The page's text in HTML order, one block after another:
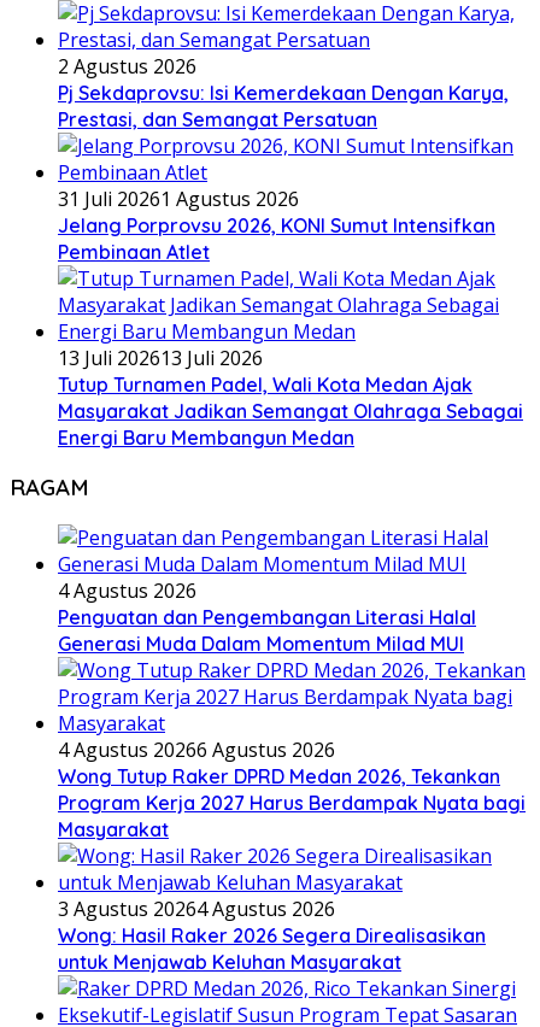
2 Agustus 2026
Pj Sekdaprovsu: Isi Kemerdekaan Dengan Karya,
Prestasi, dan Semangat Persatuan
31 Juli 20261 Agustus 2026
Jelang Porprovsu 2026, KONI Sumut Intensifkan
Pembinaan Atlet
13 Juli 202613 Juli 2026
Tutup Turnamen Padel, Wali Kota Medan Ajak
Masyarakat Jadikan Semangat Olahraga Sebagai
Energi Baru Membangun Medan
RAGAM
4 Agustus 2026
Penguatan dan Pengembangan Literasi Halal
Generasi Muda Dalam Momentum Milad MUI
4 Agustus 20266 Agustus 2026
Wong Tutup Raker DPRD Medan 2026, Tekankan
Program Kerja 2027 Harus Berdampak Nyata bagi
Masyarakat
3 Agustus 20264 Agustus 2026
Wong: Hasil Raker 2026 Segera Direalisasikan
untuk Menjawab Keluhan Masyarakat